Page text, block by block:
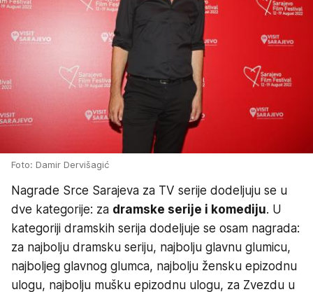
Foto: Damir Dervišagić
Nagrade Srce Sarajeva za TV serije dodeljuju se u
dve kategorije: za dramske serije i komediju. U
kategoriji dramskih serija dodeljuje se osam nagrada:
za najbolju dramsku seriju, najbolju glavnu glumicu,
najboljeg glavnog glumca, najbolju žensku epizodnu
ulogu, najbolju mušku epizodnu ulogu, za Zvezdu u